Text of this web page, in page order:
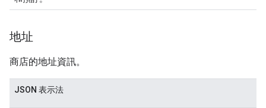
地址
商店的地址資訊。
JSON 表示法